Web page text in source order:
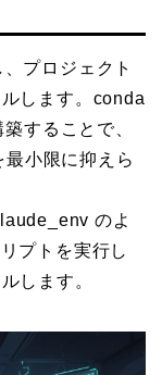
プロジェクト
します。conda
することで、
小限に抑えら
のよ
プトを実行し
します。